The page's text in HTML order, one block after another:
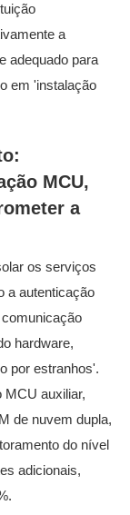
a
adequado para
em 'instalação
MCU,
a
os serviços
a autenticação
hardware,
por estranhos'.
MCU auxiliar,
de nuvem dupla,
do nível
adicionais,